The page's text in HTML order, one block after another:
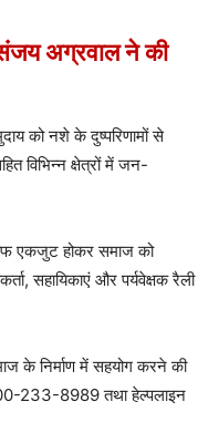
अग्रवाल ने की
को नशे के दुष्परिणामों से
विभिन्न क्षेत्रों में जन-
एकजुट होकर समाज को
सहायिकाएं और पर्यवेक्षक रैली
के निर्माण में सहयोग करने की
233-8989 तथा हेल्पलाइन